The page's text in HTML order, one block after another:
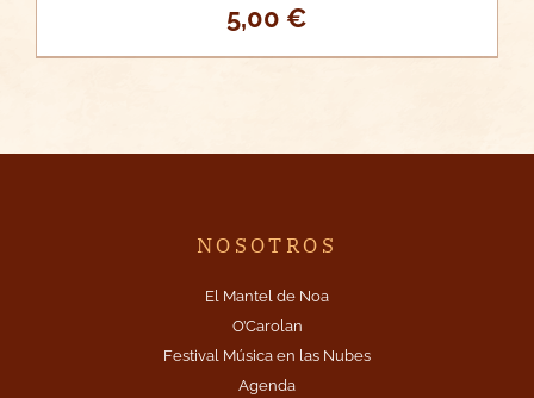
5,00 €
NOSOTROS
El Mantel de Noa
O’Carolan
Festival Música en las Nubes
Agenda